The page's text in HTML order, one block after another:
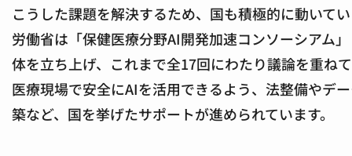
こうした課題を解決するため、国も積極的に動いて
労働省は「保健医療分野AI開発加速コンソーシアム
体を立ち上げ、これまで全17回にわたり議論を重ね
医療現場で安全にAIを活用できるよう、法整備やデ
築など、国を挙げたサポートが進められています。